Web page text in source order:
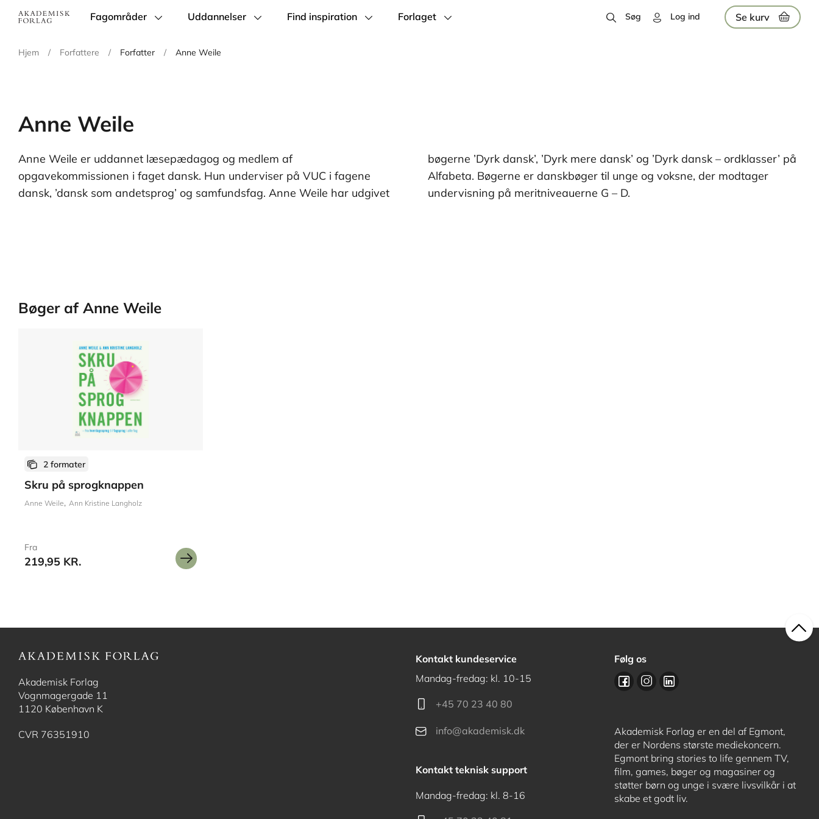
Main
Fagområder Uddannelser Find inspiration Forlaget Søg Log ind Se kurv
Hjem / Forfattere / Forfatter / Anne Weile
Anne Weile
Anne Weile er uddannet læsepædagog og medlem af
opgavekommissionen i faget dansk. Hun underviser på VUC i fagene
dansk, ’dansk som andetsprog’ og samfundsfag. Anne Weile har udgivet
bøgerne ’Dyrk dansk’, ’Dyrk mere dansk’ og ’Dyrk dansk – ordklasser’ på
Alfabeta. Bøgerne er danskbøger til unge og voksne, der modtager
undervisning på meritniveauerne G – D.
Bøger af Anne Weile
2 formater
Skru på sprogknappen
Anne Weile Ann Kristine Langholz
Fra
219,95 KR.
Akademisk Forlag
Vognmagergade 11
1120 København K
CVR 76351910
Kontakt kundeservice
Mandag-fredag: kl. 10-15
+45 70 23 40 80
info@akademisk.dk
Kontakt teknisk support
Mandag-fredag: kl. 8-16
Følg os
Akademisk Forlag er en del af Egmont,
der er Nordens største mediekoncern.
Egmont bring stories to life gennem TV,
film, games, bøger og magasiner og
støtter børn og unge i svære livsvilkår i at
skabe et godt liv.